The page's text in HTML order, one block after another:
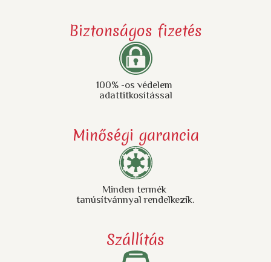
Biztonságos fizetés
100% -os védelem
adattitkosítással
Minőségi garancia
Minden termék
tanúsítvánnyal rendelkezik.
Szállítás